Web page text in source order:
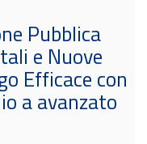
Pubblica
e Nuove
Efficace con
a avanzato